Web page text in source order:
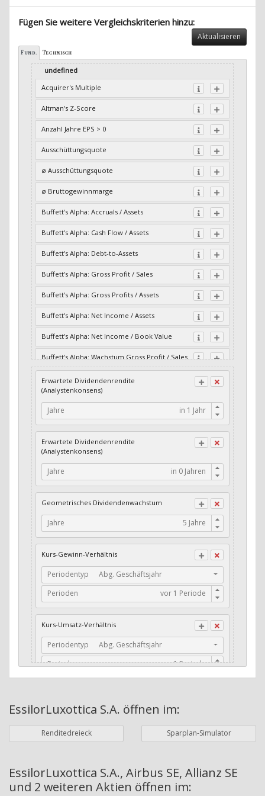
Fügen Sie weitere Vergleichskriterien hinzu:
Aktualisieren
Fund. Technisch
undefined
Acquirer's Multiple
Altman's Z-Score
Anzahl Jahre EPS > 0
Ausschüttungsquote
ø Ausschüttungsquote
ø Bruttogewinnmarge
Buffett's Alpha: Accruals / Assets
Buffett's Alpha: Cash Flow / Assets
Buffett's Alpha: Debt-to-Assets
Buffett's Alpha: Gross Profit / Sales
Buffett's Alpha: Gross Profits / Assets
Buffett's Alpha: Net Income / Assets
Buffett's Alpha: Net Income / Book Value
Buffett's Alpha: Wachstum Gross Profit / Sales
Buffett's Alpha: Wachstum Residual Cash Flow
/ Assets
Buffett's Alpha: Wachstum Residual Gross
Profits / Assets
Income / Assets
Buffett's Alpha: Wachstum Residual Net
Income / Book Value
Cash-Quote
CFO / Interest Expense
Current Ratio
Long-Term Debt to Working Capital
Dividenden-Check
Stabiles Dividenden-Wachstum
Stabiles Dividenden-Wachstum (TTM)
Stabiles Absolutes Dividenden-Wachstum
Dividendenrendite (angekündigt)
Adj. Dividendenrendite (Market Cap)
Erwartete Dividendenrendite
(Analystenkonsens)
Jahre
Erwartete Dividendenrendite
(Analystenkonsens)
Jahre
Geometrisches Dividendenwachstum
Jahre
Kurs-Gewinn-Verhältnis
Periodentyp
Abg. Geschäftsjahr
Perioden
Kurs-Umsatz-Verhältnis
Periodentyp
Abg. Geschäftsjahr
Perioden
Währung Bilanzierungswährung
Periodentyp
Jahre
Perioden
EssilorLuxottica S.A. öffnen im:
Renditedreieck Sparplan-Simulator
EssilorLuxottica S.A., Airbus SE, Allianz SE
und 2 weiteren Aktien öffnen im: